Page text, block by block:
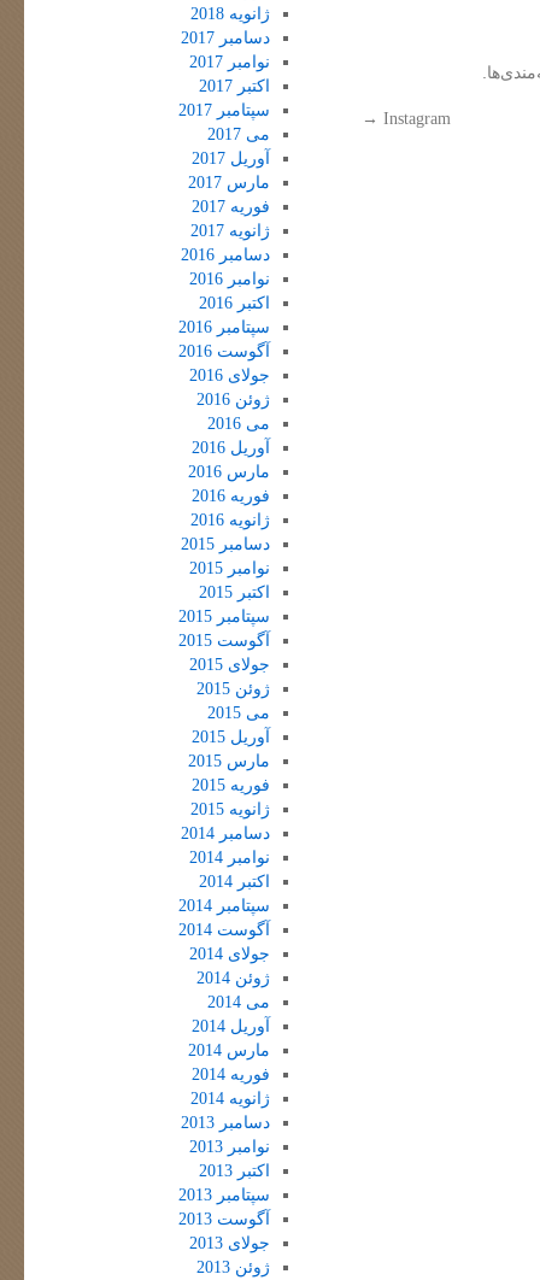
Instagram
→
ژانویه 2018
دسامبر 2017
نوامبر 2017
اکتبر 2017
سپتامبر 2017
می 2017
آوریل 2017
مارس 2017
فوریه 2017
ژانویه 2017
دسامبر 2016
نوامبر 2016
اکتبر 2016
سپتامبر 2016
آگوست 2016
جولای 2016
ژوئن 2016
می 2016
آوریل 2016
مارس 2016
فوریه 2016
ژانویه 2016
دسامبر 2015
نوامبر 2015
اکتبر 2015
سپتامبر 2015
آگوست 2015
جولای 2015
ژوئن 2015
می 2015
آوریل 2015
مارس 2015
فوریه 2015
ژانویه 2015
دسامبر 2014
نوامبر 2014
اکتبر 2014
سپتامبر 2014
آگوست 2014
جولای 2014
ژوئن 2014
می 2014
آوریل 2014
مارس 2014
فوریه 2014
ژانویه 2014
دسامبر 2013
نوامبر 2013
اکتبر 2013
سپتامبر 2013
آگوست 2013
جولای 2013
ژوئن 2013